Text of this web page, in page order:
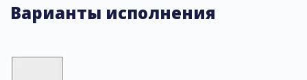
Варианты исполнения